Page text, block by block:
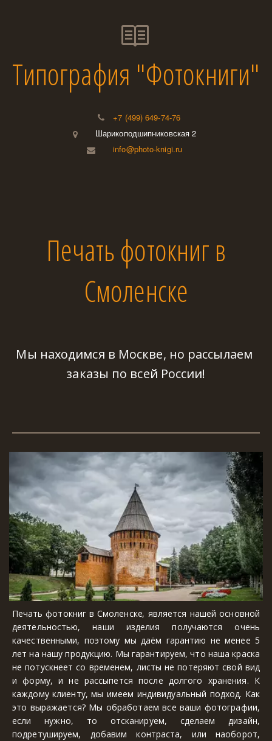
Типография "Фотокниги"
+7 (499) 649-74-76
Шарикоподшипниковская 2
info@photo-knigi.ru
Печать фотокниг в
Смоленске
Мы находимся в Москве, но рассылаем
заказы по всей России!
Печать фотокниг вСмоленске, является нашей основной
деятельностью, наши изделия получаются очень
качественными, поэтому мы даём гарантию не менее 5
лет на нашу продукцию. Мы гарантируем, что наша краска
не потускнеет со временем, листы не потеряют свой вид
и форму, и не рассыпется после долгого хранения. К
каждому клиенту, мы имеем индивидуальный подход. Как
это выражается? Мы обработаем все ваши фотографии,
если нужно, то отсканируем, сделаем дизайн,
подретушируем, добавим контраста, или наоборот,